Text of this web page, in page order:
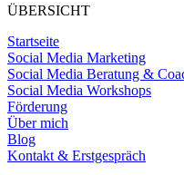
ÜBERSICHT
Startseite
Social Media Marketing
Social Media Beratung &
Social Media Workshops
Förderung
Über mich
Blog
Kontakt & Erstgespräch